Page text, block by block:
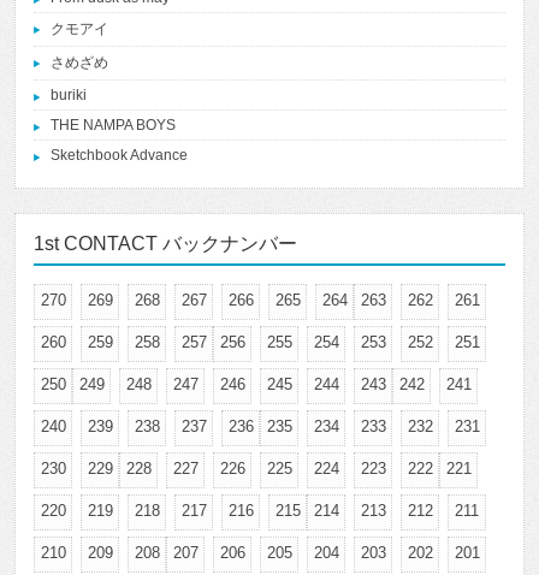
クモアイ
さめざめ
buriki
THE NAMPA BOYS
Sketchbook Advance
1st CONTACT バックナンバー
270 269 268 267 266 265 264 263 262 261
260 259 258 257 256 255 254 253 252 251
250 249 248 247 246 245 244 243 242 241
240 239 238 237 236 235 234 233 232 231
230 229 228 227 226 225 224 223 222 221
220 219 218 217 216 215 214 213 212 211
210 209 208 207 206 205 204 203 202 201